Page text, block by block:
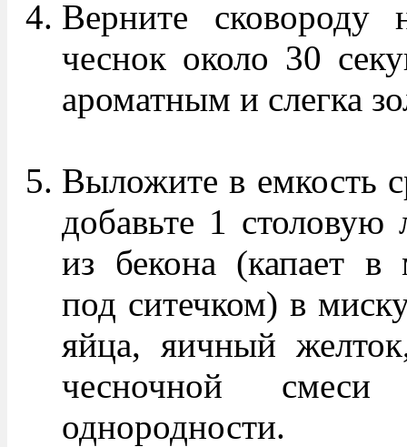
Верните
чеснок около 30
ароматным и слегка
Выложите в емкость
добавьте 1
из бекона (капает в
под ситечком) в
яйца, яичный
чесночной
однородности.